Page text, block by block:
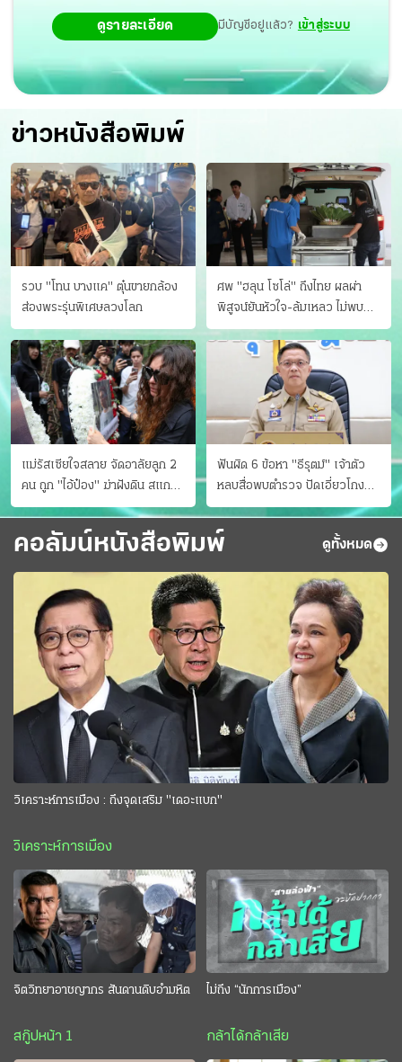
ดูรายละเอียด มีบัญชีอยู่แล้ว? เข้าสู่ระบบ
ข่าวหนังสือพิมพ์
รวบ "โทน บางแค" ตุ๋นขายกล้อง
ส่องพระรุ่นพิเศษลวงโลก
ศพ "ฮลุน โซโล่" ถึงไทย ผลผ่า
พิสูจน์ยันหัวใจ-ล้มเหลว ไม่พบ
บาดแผล
แม่รัสเซียใจสลาย จัดอาลัยลูก 2
คน ถูก "ไอ้ป๋อง" ฆ่าฝังดิน สแกน
ไม่มีศพเพิ่ม
ฟันผิด 6 ข้อหา "ธีรุตม์" เจ้าตัว
หลบสื่อพบตำรวจ ปัดเอี่ยวโกง
สอบท้องถิ่น จ่อบี้รํ่ารวยมากปกติ
คอลัมน์หนังสือพิมพ์ ดูทั้งหมด
วิเคราะห์การเมือง : ถึงจุดเสริม "เดอะแบก"
วิเคราะห์การเมือง
จิตวิทยาอาชญากร สันดานดิบอำมหิต
สกู๊ปหน้า 1
ไม่ถึง “นักการเมือง”
กล้าได้กล้าเสีย